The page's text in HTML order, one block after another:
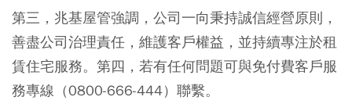
第三，兆基屋管強調，公司一向秉持誠信經營原則，
善盡公司治理責任，維護客戶權益，並持續專注於租
賃住宅服務。第四，若有任何問題可與免付費客戶服
務專線（0800-666-444）聯繫。